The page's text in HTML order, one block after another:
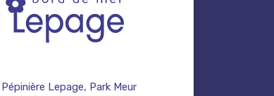
Pépinière Lepage, Park Meur